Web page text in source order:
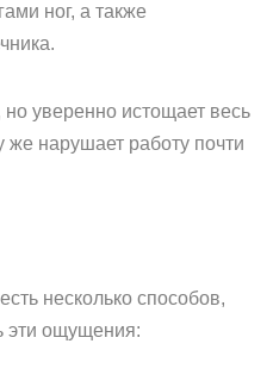
ног, а также
уверенно истощает весь
нарушает работу почти
несколько способов,
эти ощущения: